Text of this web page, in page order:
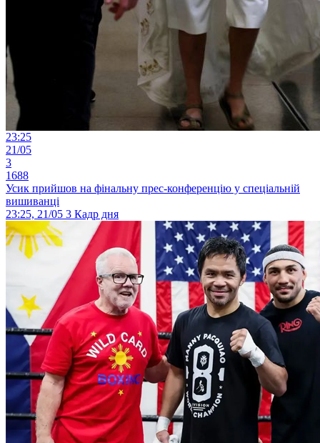
23:25
21/05
3
1688
Усик прийшов на фінальну прес-конференцію у спеціальній
вишиванці
23:25, 21/05 3 Кадр дня